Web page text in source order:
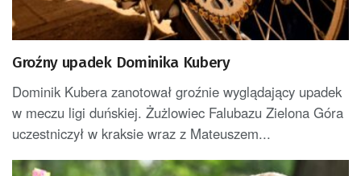
Groźny upadek Dominika Kubery
Dominik Kubera zanotował groźnie wyglądający upadek
w meczu ligi duńskiej. Żużlowiec Falubazu Zielona Góra
uczestniczył w kraksie wraz z Mateuszem...